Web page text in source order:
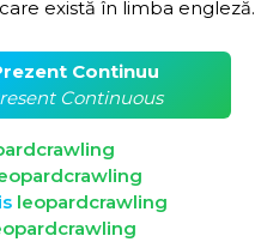
există în limba engleză.
Continuu
Continuous
is leopardcrawling